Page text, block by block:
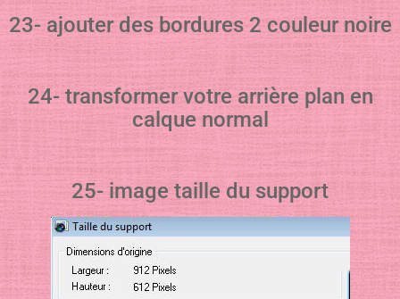
23- ajouter des bordures 2 couleur noire
24- transformer votre arrière plan en
calque normal
25- image taille du support